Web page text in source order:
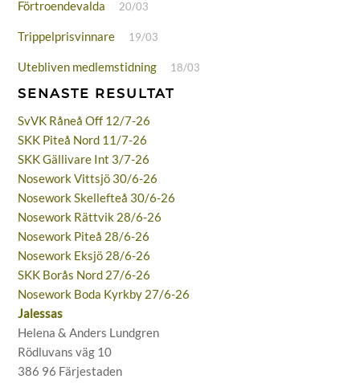
Förtroendevalda 20/03
Trippelprisvinnare 19/03
Utebliven medlemstidning 18/03
SENASTE RESULTAT
SvVK Råneå Off 12/7-26
SKK Piteå Nord 11/7-26
SKK Gällivare Int 3/7-26
Nosework Vittsjö 30/6-26
Nosework Skellefteå 30/6-26
Nosework Rättvik 28/6-26
Nosework Piteå 28/6-26
Nosework Eksjö 28/6-26
SKK Borås Nord 27/6-26
Nosework Boda Kyrkby 27/6-26
Jalessas
Helena & Anders Lundgren
Rödluvans väg 10
386 96 Färjestaden